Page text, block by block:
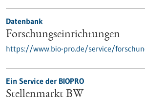
Datenbank
Forschungseinrichtungen
https://www.bio-pro.de/service/
Ein Service der BIOPRO
Stellenmarkt BW